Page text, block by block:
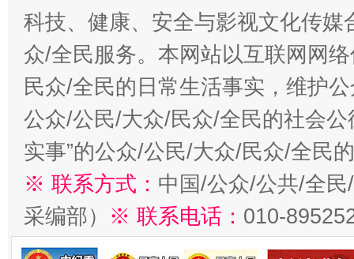
科技、健康、安全与影视文化传
众/全民服务。本网站以互联网网
民众/全民的日常生活事实，维护
公众/公民/大众/民众/全民的社会公
实事”的公众/公民/大众/民众/全民
※ 联系方式： 中国/公众/公共/全
采编部） ※ 联系电话： 010-